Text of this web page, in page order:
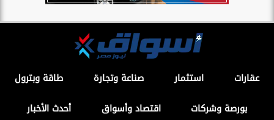
عقارات استثمار صناعة وتجارة
طاقة وبترول
بورصة وشركات
اقتصاد وأسواق أحدث الأخبار